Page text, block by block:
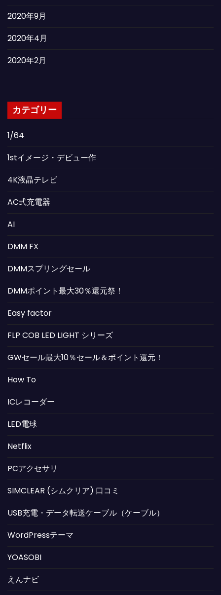
2020年9月
2020年4月
2020年2月
カテゴリー
1/64
1stイメージ・デビュー作
4K液晶テレビ
AC式充電器
AI
DMM FX
DMMスプリングセール
DMMポイント最大30％還元祭！
Easy factor
FLP COB LED LIGHT シリーズ
GWセール最大10％セール＆ポイント還元！
How To
ICレコーダー
LED電球
Netflix
PCアクセサリ
SIMCLEAR (シムクリア) 口コミ
USB充電・データ転送ケーブル（ケーブル）
WordPressテーマ
YOASOBI
えんナビ